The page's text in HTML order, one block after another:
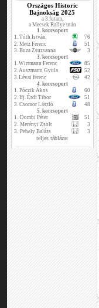
Országos Historic
Bajnokság 2025
a 3.futam,
a Mecsek Rallye után
1. korcsoport
1. Tóth István
76
2. Metz Ferenc
51
3. Buza Zsuzsanna
3
3. korcsoport
1.Wirtmann Ferenc
85
2.Auszmann Gyula
52
3.Lévai ferenc
42
4. korcsoport
1. Póczik Ákos
60
2. Ifj. Érdi Tibor
51
3. Csomor László
48
5. korcsoport
1. Dombi Péter
51
2. Merényi Zsolt
3
3. Pehely Balázs 3
teljes táblázat